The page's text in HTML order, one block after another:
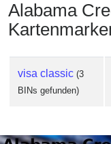
Alabama
visa classic (3
BINs gefunden)